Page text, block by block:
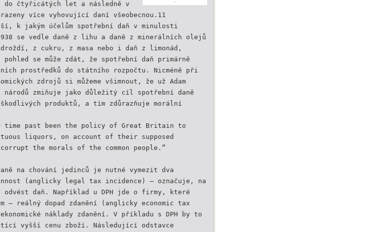
do čtyřicátých let a následně v
více vyhovující daní všeobecnou.11
k jakým účelům spotřební daň v minulosti
se vedle daně z lihu a daně z minerálních olejů
z cukru, z masa nebo i daň z limonád,
se může zdát, že spotřební daň primárně
prostředků do státního rozpočtu. Nicméně při
zdrojů si můžeme všimnout, že už Adam
národů zmiňuje jako důležitý cíl spotřební daně
škodlivých produktů, a tím zdůrazňuje morální
time past been the policy of Great Britain to
liquors, on account of their supposed
the morals of the common people.“
na chování jedinců je nutné vymezit dva
(anglicky legal tax incidence) – označuje, na
odvést daň. Například u DPH jde o firmy, které
– reálný dopad zdanění (anglicky economic tax
náklady zdanění. V příkladu s DPH by to
vyšší cenu zboží. Následující odstavce